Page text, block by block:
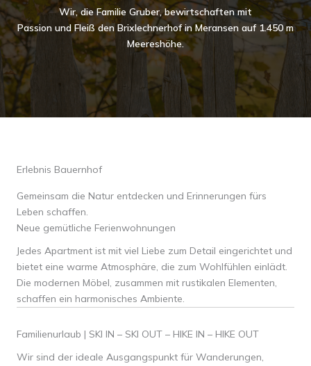
Wir, die Familie Gruber, bewirtschaften mit
Passion und Fleiß den Brixlechnerhof in Meransen auf 1.450 m
Meereshöhe.
Erlebnis Bauernhof
Gemeinsam die Natur entdecken und Erinnerungen fürs
Leben schaffen.
Neue gemütliche Ferienwohnungen
Jedes Apartment ist mit viel Liebe zum Detail eingerichtet und
bietet eine warme Atmosphäre, die zum Wohlfühlen einlädt.
Die modernen Möbel, zusammen mit rustikalen Elementen,
schaffen ein harmonisches Ambiente.
Familienurlaub | SKI IN – SKI OUT – HIKE IN – HIKE OUT
Wir sind der ideale Ausgangspunkt für Wanderungen,